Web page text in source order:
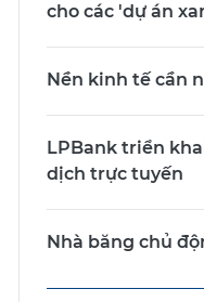
cho các 'dự án
Nền kinh tế cần
LPBank triển
dịch trực tuyến
Nhà băng chủ